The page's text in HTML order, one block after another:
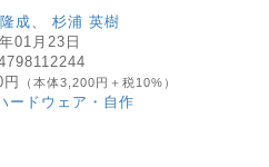
成
杉浦 英樹
01月23日
（本体3,200円＋税10%）
ードウェア・自作